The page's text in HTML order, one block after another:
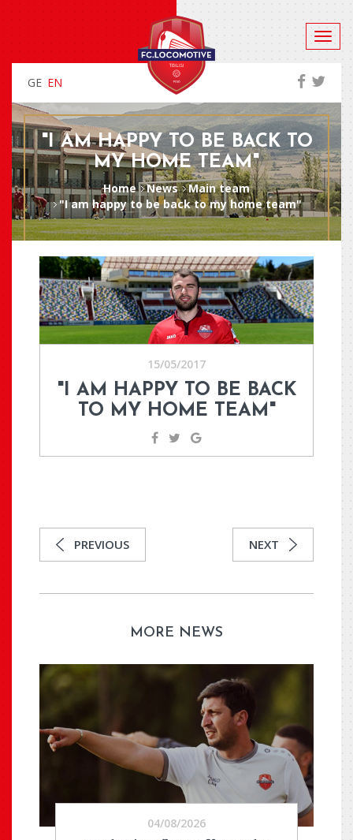
GE EN
"I AM HAPPY TO BE BACK TO
MY HOME TEAM"
Home News
Main team
"I am happy to be back to my home team"
15/05/2017
"I AM HAPPY TO BE BACK
TO MY HOME TEAM"
PREVIOUS NEXT
MORE NEWS
04/08/2026